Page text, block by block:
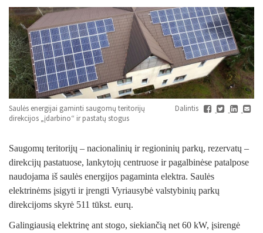
Saulės energijai gaminti saugomų teritorijų
direkcijos „įdarbino“ ir pastatų stogus
Dalintis
Saugomų teritorijų – nacionalinių ir regioninių parkų, rezervatų –
direkcijų pastatuose, lankytojų centruose ir pagalbinėse patalpose
naudojama iš saulės energijos pagaminta elektra. Saulės
elektrinėms įsigyti ir įrengti Vyriausybė valstybinių parkų
direkcijoms skyrė 511 tūkst. eurų.
Galingiausią elektrinę ant stogo, siekiančią net 60 kW, įsirengė